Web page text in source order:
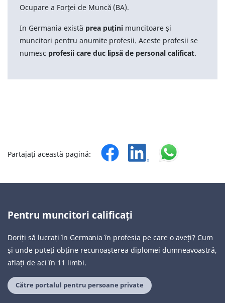
Ocupare a Forţei de Muncă (BA).
In Germania există prea puțini muncitoare și
muncitori pentru anumite profesii. Aceste profesii se
numesc profesii care duc lipsă de personal calificat.
Partajați această pagină:
Pentru muncitori calificați
Doriți să lucrați în Germania în profesia pe care o aveți? Cum
și unde puteți obține recunoașterea diplomei dumneavoastră,
aflați de aci în 11 limbi.
Către portalul pentru persoane private